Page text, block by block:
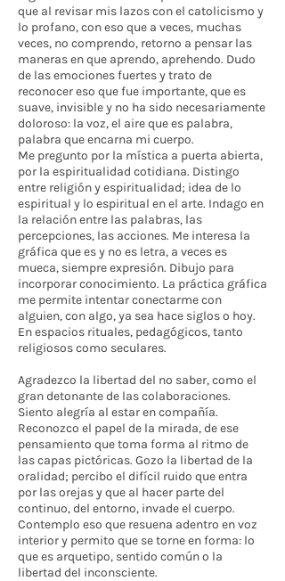
que al revisar mis lazos con el catolicismo y
lo profano, con eso que a veces, muchas
veces, no comprendo, retorno a pensar las
maneras en que aprendo, aprehendo. Dudo
de las emociones fuertes y trato de
reconocer eso que fue importante, que es
suave, invisible y no ha sido necesariamente
doloroso: la voz, el aire que es palabra,
palabra que encarna mi cuerpo.
Me pregunto por la mística a puerta abierta,
por la espiritualidad cotidiana. Distingo
entre religión y espiritualidad; idea de lo
espiritual y lo espiritual en el arte. Indago en
la relación entre las palabras, las
percepciones, las acciones. Me interesa la
gráfica que es y no es letra, a veces es
mueca, siempre expresión. Dibujo para
incorporar conocimiento. La práctica gráfica
me permite intentar conectarme con
alguien, con algo, ya sea hace siglos o hoy.
En espacios rituales, pedagógicos, tanto
religiosos como seculares.
Agradezco la libertad del no saber, como el
gran detonante de las colaboraciones.
Siento alegría al estar en compañía.
Reconozco el papel de la mirada, de ese
pensamiento que toma forma al ritmo de
las capas pictóricas. Gozo la libertad de la
oralidad; percibo el difícil ruido que entra
por las orejas y que al hacer parte del
continuo, del entorno, invade el cuerpo.
Contemplo eso que resuena adentro en voz
interior y permito que se torne en forma: lo
que es arquetipo, sentido común o la
libertad del inconsciente.